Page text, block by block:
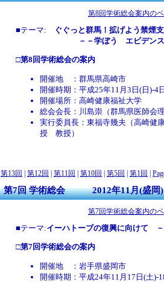
第8回学術総会案内の
■テーマ:
ぐぐっと群馬！拡げよう禁煙
－－学ぼう エビデンス 実
□第8回学術総会の案内
開催地 ：群馬県高崎市
開催時期：平成25年11月3日(日)-4
開催場所：高崎健康福祉大学
総会会長：川島崇（群馬県医師会
実行委員長：東福寺幾夫（高崎
授 教授）
第13回 | 第12回 | 第11回 | 第10回 | 第5回 | 第1回 |
第7回 学術総会 2012年11月(盛岡)
第7回学術総会案内の
■テーマ:イーハトーブの復興に向けて －
□第7回学術総会の案内
開催地 ：岩手県盛岡市
開催時期：平成24年11月17日(土)-